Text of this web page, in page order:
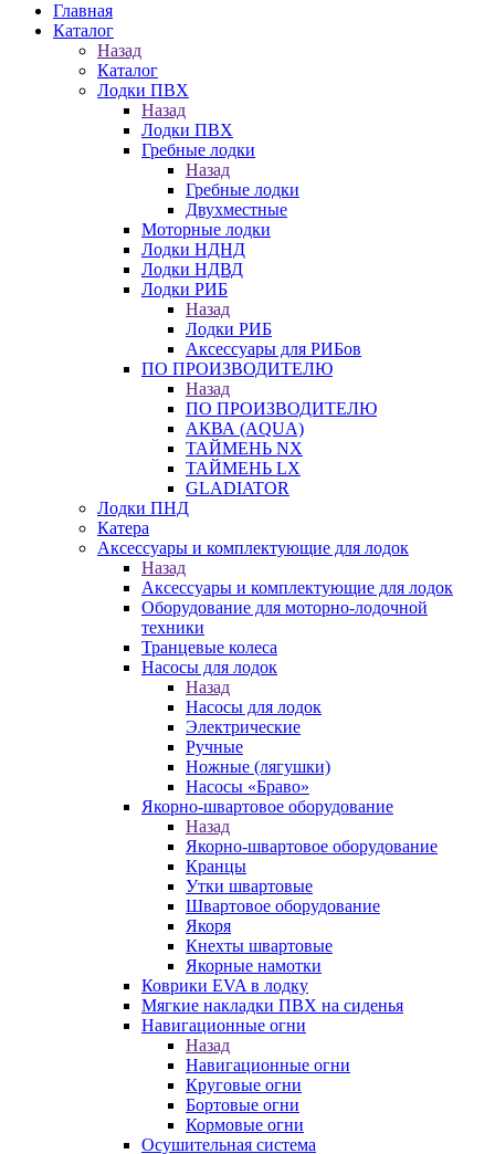
Главная
Каталог
Назад
Каталог
Лодки ПВХ
Назад
Лодки ПВХ
Гребные лодки
Назад
Гребные лодки
Двухместные
Моторные лодки
Лодки НДНД
Лодки НДВД
Лодки РИБ
Назад
Лодки РИБ
Аксессуары для РИБов
ПО ПРОИЗВОДИТЕЛЮ
Назад
ПО ПРОИЗВОДИТЕЛЮ
АКВА (AQUA)
ТАЙМЕНЬ NX
ТАЙМЕНЬ LX
GLADIATOR
Лодки ПНД
Катера
Аксессуары и комплектующие для лодок
Назад
Аксессуары и комплектующие для лодок
Оборудование для моторно-лодочной
техники
Транцевые колеса
Насосы для лодок
Назад
Насосы для лодок
Электрические
Ручные
Ножные (лягушки)
Насосы «Браво»
Якорно-швартовое оборудование
Назад
Якорно-швартовое оборудование
Кранцы
Утки швартовые
Швартовое оборудование
Якоря
Кнехты швартовые
Якорные намотки
Коврики EVA в лодку
Мягкие накладки ПВХ на сиденья
Навигационные огни
Назад
Навигационные огни
Круговые огни
Бортовые огни
Кормовые огни
Осушительная система